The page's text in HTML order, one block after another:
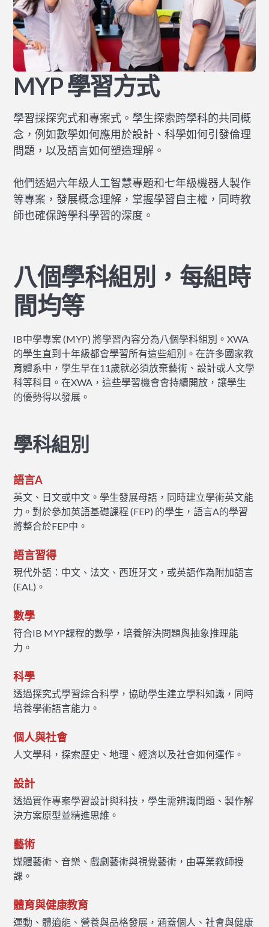
MYP 學習方式
學習採探究式和專案式。學生探索跨學科的共同概
念，例如數學如何應用於設計、科學如何引發倫理
問題，以及語言如何塑造理解。
他們透過六年級人工智慧專題和七年級機器人製作
等專案，發展概念理解，掌握學習自主權，同時教
師也確保跨學科學習的深度。
八個學科組別，每組時
間均等
IB中學專案 (MYP) 將學習內容分為八個學科組別。XWA
的學生直到十年級都會學習所有這些組別。在許多國家教
育體系中，學生早在11歲就必須放棄藝術、設計或人文學
科等科目。在XWA，這些學習機會會持續開放，讓學生
的優勢得以發展。
學科組別
語言A
英文、日文或中文。學生發展母語，同時建立學術英文能
力。對於參加英語基礎課程 (FEP) 的學生，語言A的學習
將整合於FEP中。
語言習得
現代外語：中文、法文、西班牙文，或英語作為附加語言
(EAL)。
數學
符合IB MYP課程的數學，培養解決問題與抽象推理能
力。
科學
透過探究式學習綜合科學，協助學生建立學科知識，同時
培養學術語言能力。
個人與社會
人文學科，探索歷史、地理、經濟以及社會如何運作。
設計
透過實作專案學習設計與科技，學生需辨識問題、製作解
決方案原型並精進思維。
藝術
媒體藝術、音樂、戲劇藝術與視覺藝術，由專業教師授
課。
體育與健康教育
運動、體適能、營養與品格發展，涵蓋個人、社會與健康